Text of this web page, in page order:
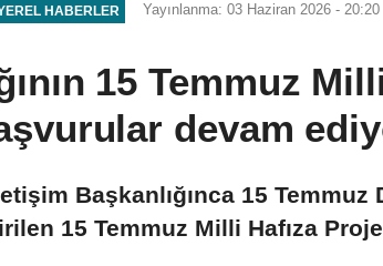
HABERLER Yayınlanma: 03 Haziran 2026 - 20:20
15 Temmuz
devam
Başkanlığınca 15
15 Temmuz Milli Hafıza